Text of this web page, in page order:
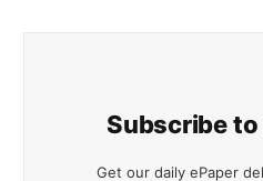
Subscribe to
Get our daily ePaper